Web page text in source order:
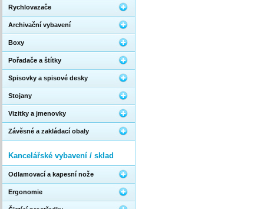
Rychlovazače
Archivační vybavení
Boxy
Pořadače a štítky
Spisovky a spisové desky
Stojany
Vizitky a jmenovky
Závěsné a zakládací obaly
Kancelářské vybavení / sklad
Odlamovací a kapesní nože
Ergonomie